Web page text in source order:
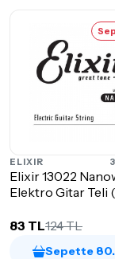
ELIXIR
Elixir 13022
Elektro Gitar Teli
83 TL124 TL
Sepette